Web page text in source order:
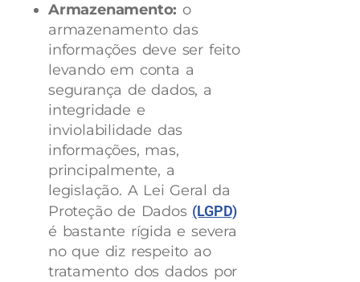
Armazenamento: o
armazenamento das
informações deve ser feito
levando em conta a
segurança de dados, a
integridade e
inviolabilidade das
informações, mas,
principalmente, a
legislação. A Lei Geral da
Proteção de Dados (LGPD)
é bastante rígida e severa
no que diz respeito ao
tratamento dos dados por